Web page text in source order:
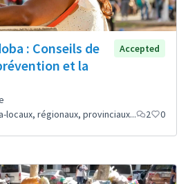
: Conseils de
et la
Accepted
locaux, régionaux, provinciaux...
2 0